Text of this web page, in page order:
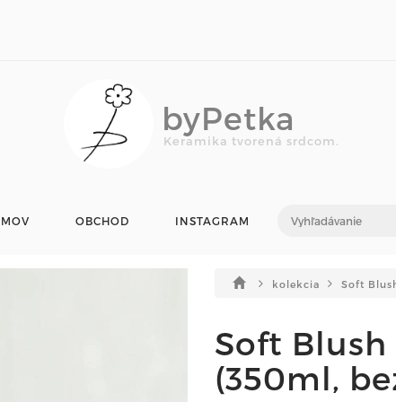
byPetka
Keramika tvorená srdcom.
OBCHOD INSTAGRAM
kolekcia Soft
Soft
(350ml,